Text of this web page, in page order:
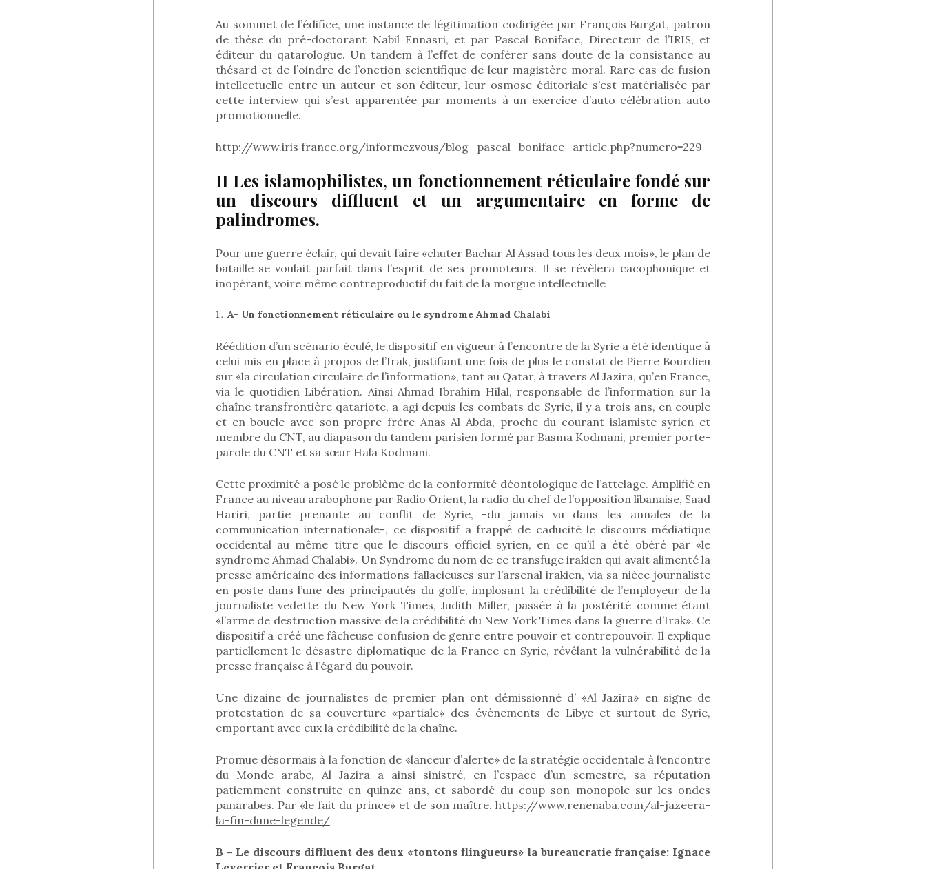
Au sommet de l’édifice, une instance de légitimation codirigée par François Burgat, patron
de thèse du pré-doctorant Nabil Ennasri, et par Pascal Boniface, Directeur de l’IRIS, et
éditeur du qatarologue. Un tandem à l’effet de conférer sans doute de la consistance au
thésard et de l’oindre de l’onction scientifique de leur magistère moral. Rare cas de fusion
intellectuelle entre un auteur et son éditeur, leur osmose éditoriale s’est matérialisée par
cette interview qui s’est apparentée par moments à un exercice d’auto célébration auto
promotionnelle.
http://www.iris france.org/informezvous/blog_pascal_boniface_article.php?numero=229
II Les islamophilistes, un fonctionnement réticulaire fondé sur
un discours diffluent et un argumentaire en forme de
palindromes.
Pour une guerre éclair, qui devait faire «chuter Bachar Al Assad tous les deux mois», le plan de
bataille se voulait parfait dans l’esprit de ses promoteurs. Il se révèlera cacophonique et
inopérant, voire même contreproductif du fait de la morgue intellectuelle
A- Un fonctionnement réticulaire ou le syndrome Ahmad Chalabi
Réédition d’un scénario éculé, le dispositif en vigueur à l’encontre de la Syrie a été identique à
celui mis en place à propos de l’Irak, justifiant une fois de plus le constat de Pierre Bourdieu
sur «la circulation circulaire de l’information», tant au Qatar, à travers Al Jazira, qu’en France,
via le quotidien Libération. Ainsi Ahmad Ibrahim Hilal, responsable de l’information sur la
chaîne transfrontière qatariote, a agi depuis les combats de Syrie, il y a trois ans, en couple
et en boucle avec son propre frère Anas Al Abda, proche du courant islamiste syrien et
membre du CNT, au diapason du tandem parisien formé par Basma Kodmani, premier porte-
parole du CNT et sa sœur Hala Kodmani.
Cette proximité a posé le problème de la conformité déontologique de l’attelage. Amplifié en
France au niveau arabophone par Radio Orient, la radio du chef de l’opposition libanaise, Saad
Hariri, partie prenante au conflit de Syrie, -du jamais vu dans les annales de la
communication internationale-, ce dispositif a frappé de caducité le discours médiatique
occidental au même titre que le discours officiel syrien, en ce qu’il a été obéré par «le
syndrome Ahmad Chalabi». Un Syndrome du nom de ce transfuge irakien qui avait alimenté la
presse américaine des informations fallacieuses sur l’arsenal irakien, via sa nièce journaliste
en poste dans l’une des principautés du golfe, implosant la crédibilité de l’employeur de la
journaliste vedette du New York Times, Judith Miller, passée à la postérité comme étant
«l’arme de destruction massive de la crédibilité du New York Times dans la guerre d’Irak». Ce
dispositif a créé une fâcheuse confusion de genre entre pouvoir et contrepouvoir. Il explique
partiellement le désastre diplomatique de la France en Syrie, révélant la vulnérabilité de la
presse française à l’égard du pouvoir.
Une dizaine de journalistes de premier plan ont démissionné d’ «Al Jazira» en signe de
protestation de sa couverture «partiale» des évènements de Libye et surtout de Syrie,
emportant avec eux la crédibilité de la chaîne.
Promue désormais à la fonction de «lanceur d’alerte» de la stratégie occidentale à l‘encontre
du Monde arabe, Al Jazira a ainsi sinistré, en l’espace d’un semestre, sa réputation
patiemment construite en quinze ans, et sabordé du coup son monopole sur les ondes
panarabes. Par «le fait du prince» et de son maître.https://www.renenaba.com/al-jazeera-
la-fin-dune-legende/
B – Le discours diffluent des deux «tontons flingueurs» la bureaucratie française: Ignace